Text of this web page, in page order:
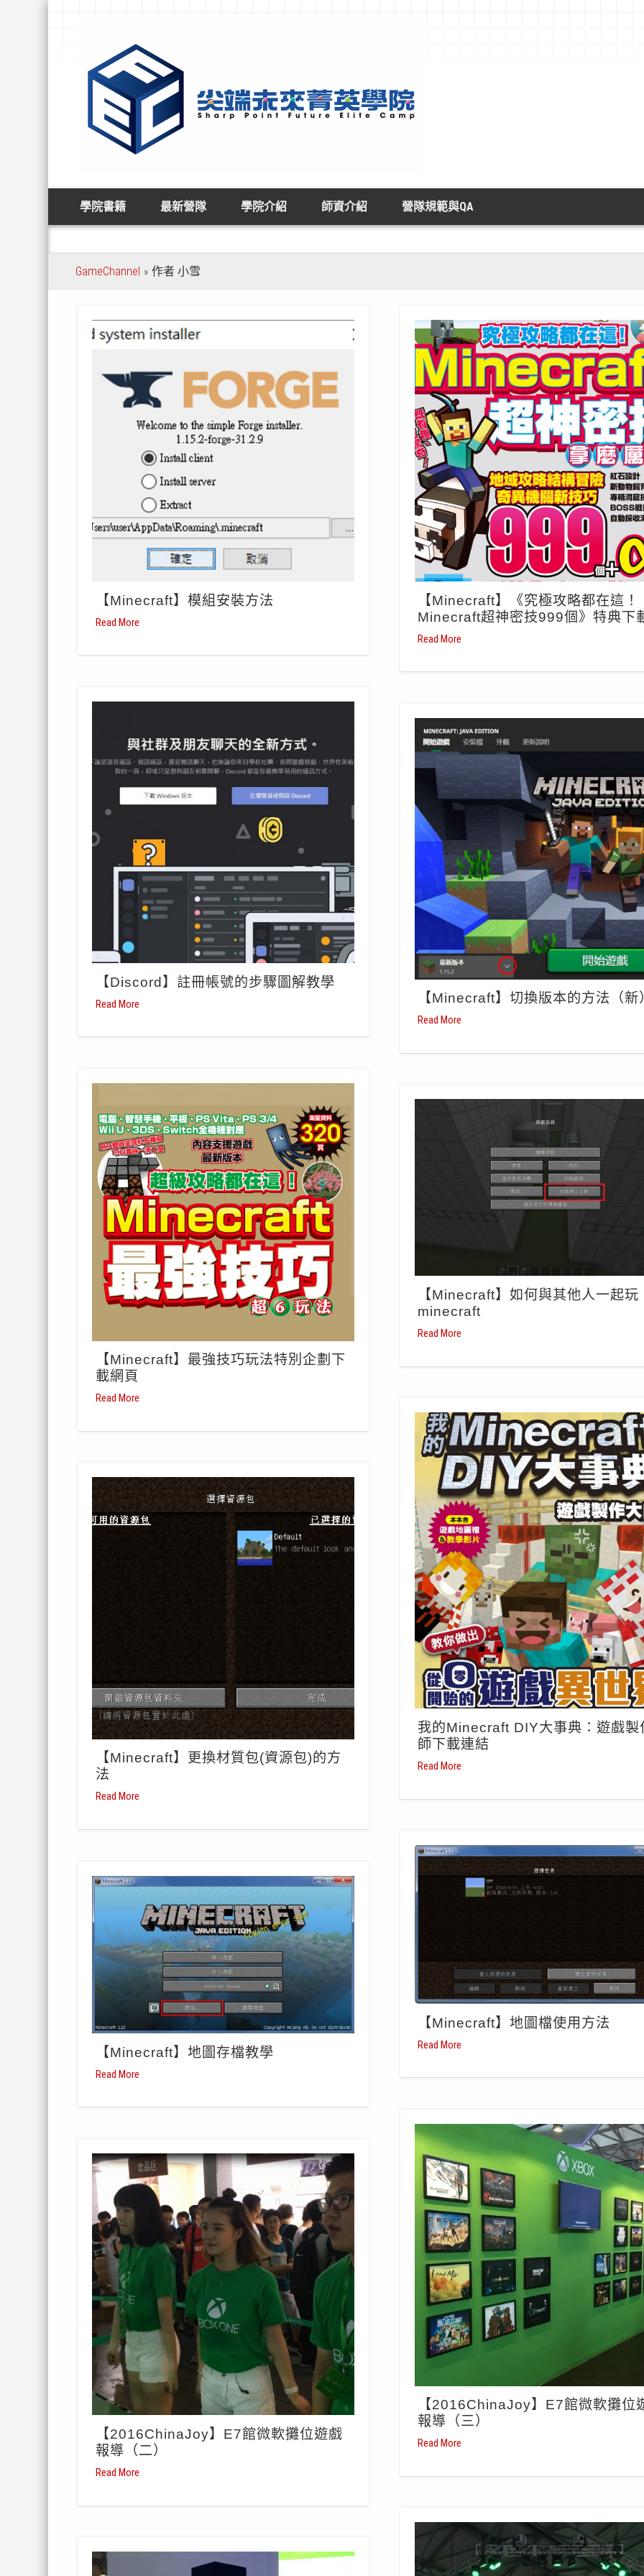
學院書籍 最新營隊 學院介紹 師資介紹 營隊規範與QA
作者
GameChannel 小雪
【Minecraft】模組安裝方法
Read More
【Minecraft】《究極攻略都在這！
Minecraft超神密技999個》特典下
Read More
【Discord】註冊帳號的步驟圖解教學
Read More 【Minecraft】切換版本的方法（新
Read More
【Minecraft】最強技巧玩法特別企劃下
載網頁
Read More
【Minecraft】如何與其他人一起玩
minecraft
Read More
我的Minecraft DIY大事典：遊戲製
師下載連結
Read More
【Minecraft】更換材質包(資源包)的方
法
Read More
【Minecraft】地圖檔使用方法
Read More
【Minecraft】地圖存檔教學
Read More
【2016ChinaJoy】E7館微軟攤位
報導（三）
Read More
【2016ChinaJoy】E7館微軟攤位遊戲
報導（二）
Read More